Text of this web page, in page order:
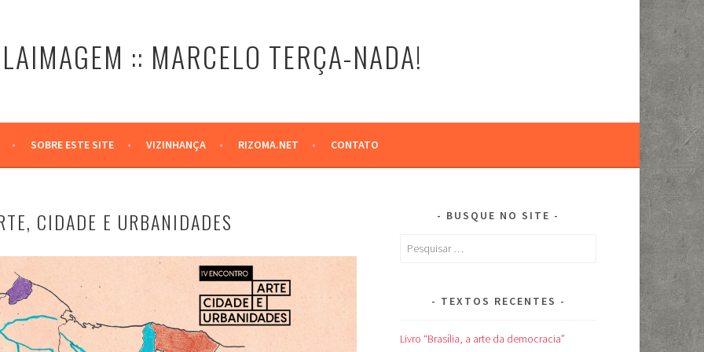
:: MARCELO TERÇA-NADA!
SOBRE ESTE SITE VIZINHANÇA RIZOMA.NET CONTATO
CIDADE E URBANIDADES
BUSQUE NO SITE
Pesquisar
TEXTOS RECENTES
Livro “Brasília, a arte da democracia”